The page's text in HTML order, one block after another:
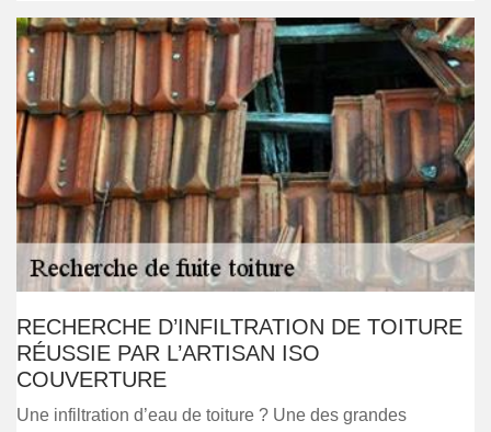
RECHERCHE D’INFILTRATION DE TOITURE
RÉUSSIE PAR L’ARTISAN ISO
COUVERTURE
Une infiltration d’eau de toiture ? Une des grandes